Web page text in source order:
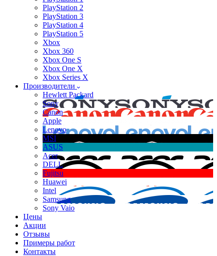
PlayStation 2
PlayStation 3
PlayStation 4
PlayStation 5
Xbox
Xbox 360
Xbox One S
Xbox One X
Xbox Series X
Производители
Hewlett Packard
Sony
Canon
Apple
Lenovo
MSI
ASUS
Acer
DELL
Fujitsu
Huawei
Intel
Samsung
Sony Vaio
Цены
Акции
Отзывы
Примеры работ
Контакты